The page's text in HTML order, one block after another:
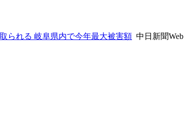
られる 岐阜県内で今年最大被害額 中日新聞Web